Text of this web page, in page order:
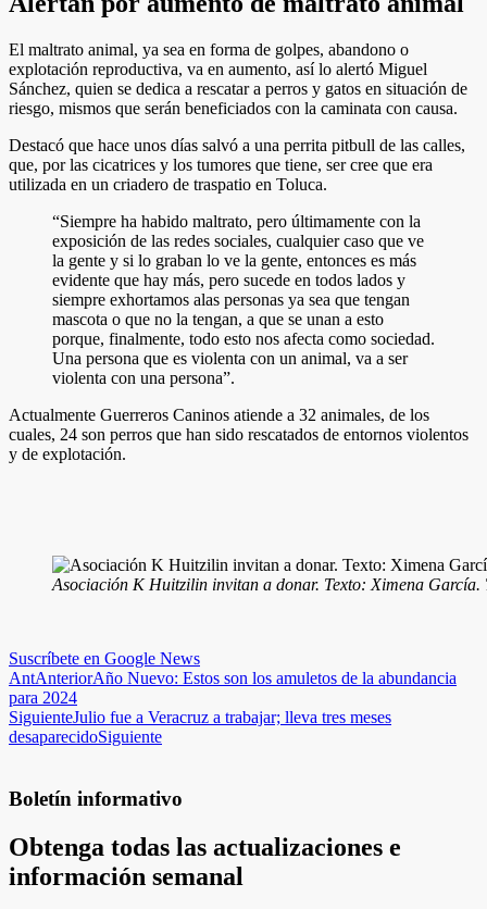
El maltrato animal, ya sea en forma de golpes, abandono o
explotación reproductiva, va en aumento, así lo alertó Miguel
Sánchez, quien se dedica a rescatar a perros y gatos en situación de
riesgo, mismos que serán beneficiados con la caminata con causa.
Destacó que hace unos días salvó a una perrita pitbull de las calles,
que, por las cicatrices y los tumores que tiene, ser cree que era
utilizada en un criadero de traspatio en Toluca.
“Siempre ha habido maltrato, pero últimamente con la
exposición de las redes sociales, cualquier caso que ve
la gente y si lo graban lo ve la gente, entonces es más
evidente que hay más, pero sucede en todos lados y
siempre exhortamos alas personas ya sea que tengan
mascota o que no la tengan, a que se unan a esto
porque, finalmente, todo esto nos afecta como sociedad.
Una persona que es violenta con un animal, va a ser
violenta con una persona”.
Actualmente Guerreros Caninos atiende a 32 animales, de los
cuales, 24 son perros que han sido rescatados de entornos violentos
y de explotación.
Asociación K Huitzilin invitan a donar. Texto: Ximena García.
Suscríbete en Google News
AntAnteriorAño Nuevo: Estos son los amuletos de la abundancia
para 2024
SiguienteJulio fue a Veracruz a trabajar; lleva tres meses
desaparecidoSiguiente
Boletín informativo
Obtenga todas las actualizaciones e
información semanal